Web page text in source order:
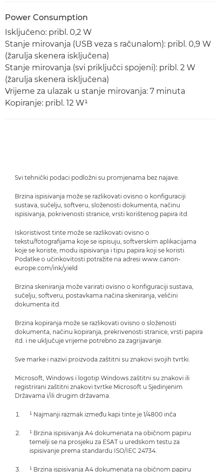
Power Consumption
Isključeno: pribl. 0,2 W
Stanje mirovanja (USB veza s računalom): pribl. 0,9 W
(žarulja skenera isključena)
Stanje mirovanja (svi priključci spojeni): pribl. 2 W
(žarulja skenera isključena)
Vrijeme za ulazak u stanje mirovanja: 7 minuta
Kopiranje: pribl. 12 W¹
Svi tehnički podaci podložni su promjenama bez najave.
Brzina ispisivanja može se razlikovati ovisno o konfiguraciji
sustava, sučelju, softveru, složenosti dokumenta, načinu
ispisivanja, pokrivenosti stranice, vrsti korištenog papira itd.
Iskoristivost tinte može se razlikovati ovisno o
tekstu/fotografijama koje se ispisuju, softverskim aplikacijama
koje se koriste, modu ispisivanja i tipu papira koji se koristi.
Podatke o učinkovitosti potražite na adresi www.canon-
europe.com/ink/yield
Brzina skeniranja može varirati ovisno o konfiguraciji sustava,
sučelju, softveru, postavkama načina skeniranja, veličini
dokumenta itd.
Brzina kopiranja može se razlikovati ovisno o složenosti
dokumenta, načinu kopiranja, prekrivenosti stranice, vrsti papira
itd. i ne uključuje vrijeme potrebno za zagrijavanje.
Sve marke i nazivi proizvoda zaštitni su znakovi svojih tvrtki.
Microsoft, Windows i logotip Windows zaštitni su znakovi ili
registrirani zaštitni znakovi tvrtke Microsoft u Sjedinjenim
Državama i/ili drugim državama.
¹ Najmanji razmak između kapi tinte je 1/4800 inča
¹ Brzina ispisivanja A4 dokumenata na običnom papiru
temelji se na prosjeku za ESAT u uredskom testu za
ispisivanje prema standardu ISO/IEC 24734.
¹ Brzina ispisivanja A4 dokumenata na običnom papiru